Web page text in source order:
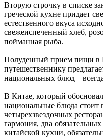
Вторую строчку в списке
греческой кухне придает
естественного вкуса
свежеиспеченный хлеб,
пойманная рыба.
Полуденный прием пищи в
путешественнику
национальных блюд –
В Китае, который
национальные блюда стоит
четырехзвездочных
гармония, два
китайской кухни,